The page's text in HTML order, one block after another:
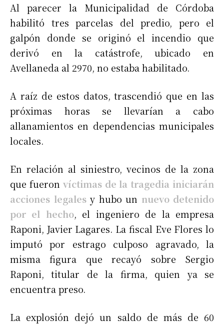
Al parecer la Municipalidad de Córdoba
habilitó tres parcelas del predio, pero el
galpón donde se originó el incendio que
derivó en la catástrofe, ubicado en
Avellaneda al 2970, no estaba habilitado.
A raíz de estos datos, trascendió que en las
próximas horas se llevarían a cabo
allanamientos en dependencias municipales
locales.
En relación al siniestro, vecinos de la zona
que fueron víctimas de la tragedia iniciarán
acciones legalesy hubo un nuevo detenido
por el hecho, el ingeniero de la empresa
Raponi, Javier Lagares. La fiscal Eve Flores lo
imputó por estrago culposo agravado, la
misma figura que recayó sobre Sergio
Raponi, titular de la firma, quien ya se
encuentra preso.
La explosión dejó un saldo de más de 60